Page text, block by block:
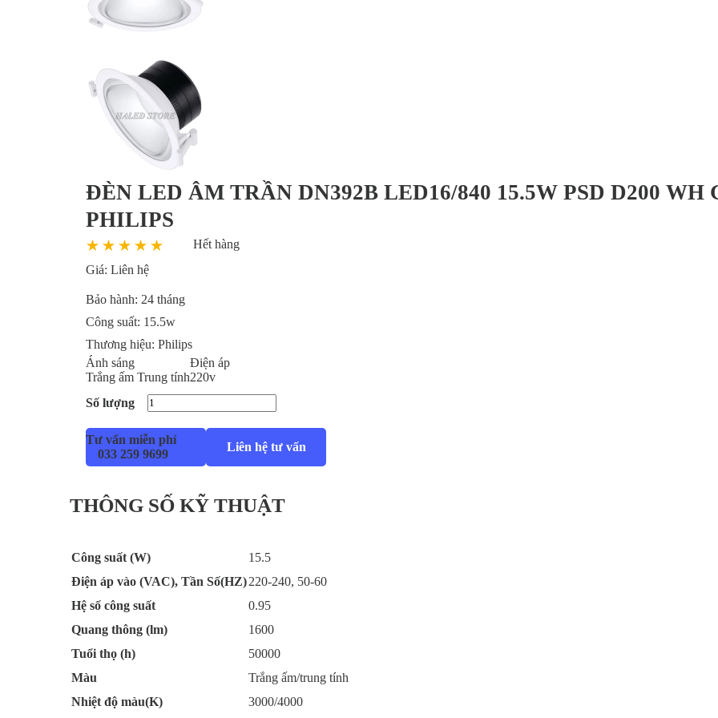
ĐÈN LED ÂM TRẦN DN392B LED16/840 15.5W PSD D200 WH
PHILIPS
Hết hàng
Giá: Liên hệ
Bảo hành: 24 tháng
Công suất: 15.5w
Thương hiệu: Philips
Ánh sáng
Trắng ấm Trung tính
Điện áp
220v
Số lượng
Tư vấn miễn phí
033 259 9699
Liên hệ tư vấn
THÔNG SỐ KỸ THUẬT
Công suất (W)
15.5
Điện áp vào (VAC), Tần Số(HZ)220-240, 50-60
Hệ số công suất
0.95
Quang thông (lm)
1600
Tuổi thọ (h)
50000
Màu
Trắng ấm/trung tính
Nhiệt độ màu(K)
3000/4000